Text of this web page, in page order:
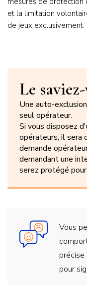
et la limitation
de jeux exclusivement.
Le
Une auto-
seul opérateur.
Si vous disposez
opérateurs, il sera
demande
demandant une
serez protégé
Vous
précise
pour